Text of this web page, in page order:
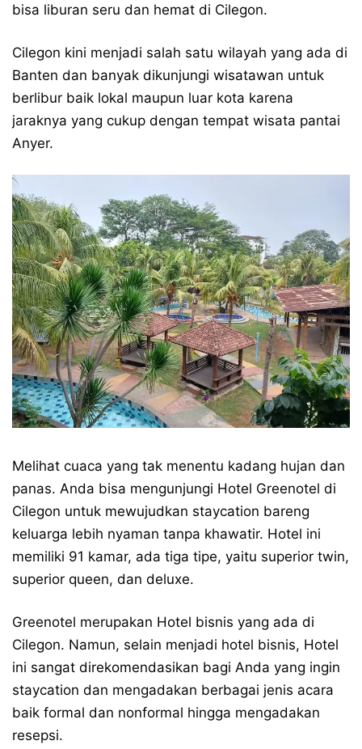
bisa liburan seru dan hemat di Cilegon.
Cilegon kini menjadi salah satu wilayah yang ada di
Banten dan banyak dikunjungi wisatawan untuk
berlibur baik lokal maupun luar kota karena
jaraknya yang cukup dengan tempat wisata pantai
Anyer.
Melihat cuaca yang tak menentu kadang hujan dan
panas. Anda bisa mengunjungi Hotel Greenotel di
Cilegon untuk mewujudkan staycation bareng
keluarga lebih nyaman tanpa khawatir. Hotel ini
memiliki 91 kamar, ada tiga tipe, yaitu superior twin,
superior queen, dan deluxe.
Greenotel merupakan Hotel bisnis yang ada di
Cilegon. Namun, selain menjadi hotel bisnis, Hotel
ini sangat direkomendasikan bagi Anda yang ingin
staycation dan mengadakan berbagai jenis acara
baik formal dan nonformal hingga mengadakan
resepsi.